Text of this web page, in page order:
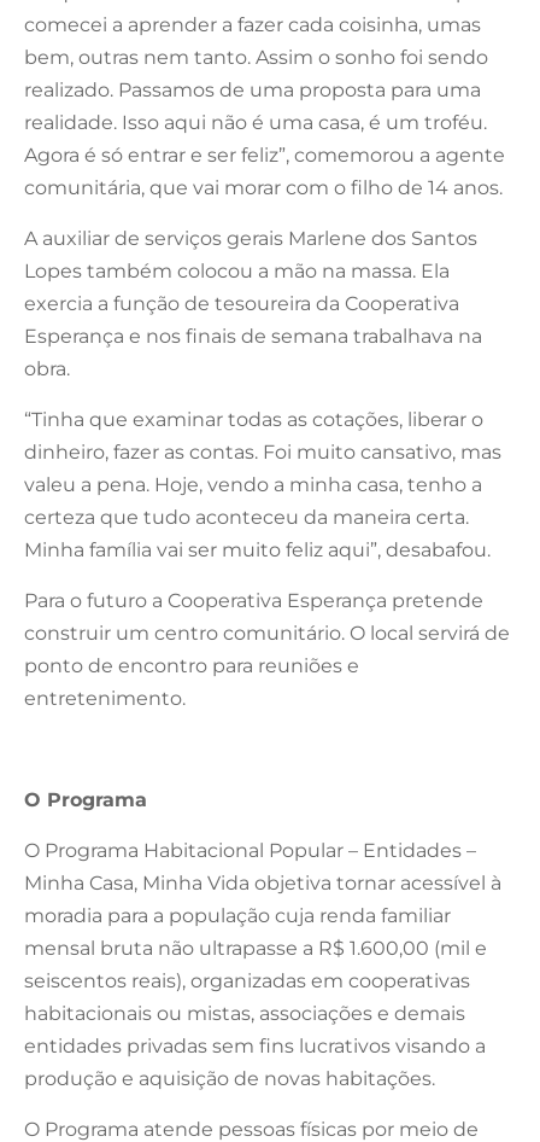
comecei a aprender a fazer cada coisinha, umas
bem, outras nem tanto. Assim o sonho foi sendo
realizado. Passamos de uma proposta para uma
realidade. Isso aqui não é uma casa, é um troféu.
Agora é só entrar e ser feliz”, comemorou a agente
comunitária, que vai morar com o filho de 14 anos.
A auxiliar de serviços gerais Marlene dos Santos
Lopes também colocou a mão na massa. Ela
exercia a função de tesoureira da Cooperativa
Esperança e nos finais de semana trabalhava na
obra.
“Tinha que examinar todas as cotações, liberar o
dinheiro, fazer as contas. Foi muito cansativo, mas
valeu a pena. Hoje, vendo a minha casa, tenho a
certeza que tudo aconteceu da maneira certa.
Minha família vai ser muito feliz aqui”, desabafou.
Para o futuro a Cooperativa Esperança pretende
construir um centro comunitário. O local servirá de
ponto de encontro para reuniões e
entretenimento.
O Programa
O Programa Habitacional Popular – Entidades –
Minha Casa, Minha Vida objetiva tornar acessível à
moradia para a população cuja renda familiar
mensal bruta não ultrapasse a R$ 1.600,00 (mil e
seiscentos reais), organizadas em cooperativas
habitacionais ou mistas, associações e demais
entidades privadas sem fins lucrativos visando a
produção e aquisição de novas habitações.
O Programa atende pessoas físicas por meio de